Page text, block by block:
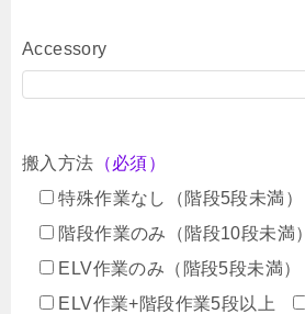
Accessory
搬入方法 （必須）
特殊作業なし（階段5段未満）
階段作業のみ（階段10段未満）
ELV作業のみ（階段5段未満）
ELV作業+階段作業5段以上